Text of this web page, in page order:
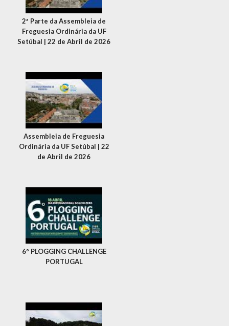
2ª Parte da Assembleia de
Freguesia Ordinária da UF
Setúbal | 22 de Abril de 2026
Assembleia de Freguesia
Ordinária da UF Setúbal | 22
de Abril de 2026
6º PLOGGING CHALLENGE
PORTUGAL